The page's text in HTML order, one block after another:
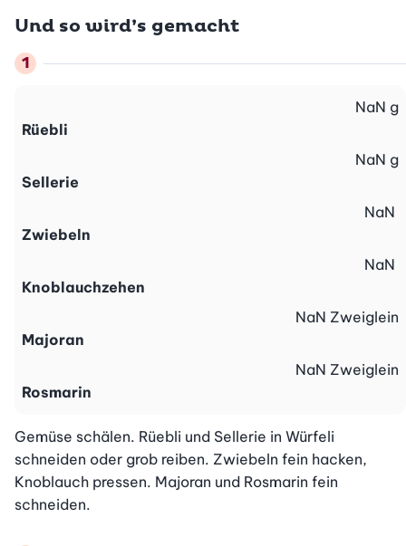
Und so wird’s gemacht
Rüebli
NaN g
Sellerie
NaN g
Zwiebeln
NaN
Knoblauchzehen
NaN
Majoran
NaN Zweiglein
Rosmarin
NaN Zweiglein
Gemüse schälen. Rüebli und Sellerie in Würfeli
schneiden oder grob reiben. Zwiebeln fein hacken,
Knoblauch pressen. Majoran und Rosmarin fein
schneiden.